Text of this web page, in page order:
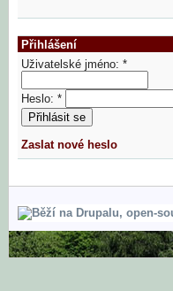
Přihlášení
Uživatelské jméno: *
Heslo: *
Zaslat nové heslo